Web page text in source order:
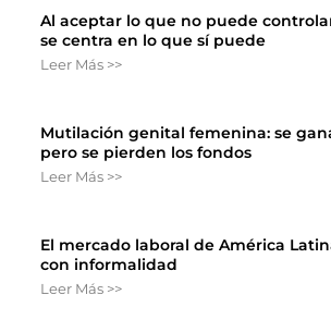
Al aceptar lo que no puede
se centra en lo que sí puede
Leer Más >>
Mutilación genital femenina: se
pero se pierden los fondos
Leer Más >>
El mercado laboral de América
con informalidad
Leer Más >>